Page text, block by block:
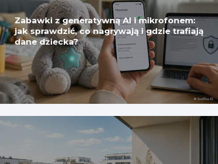
Zabawki z generatywną AI i mikrofonem:
jak sprawdzić, co nagrywają i gdzie trafiają
dane dziecka?